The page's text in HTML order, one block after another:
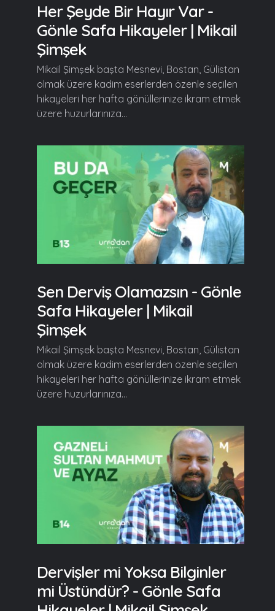
Her Şeyde Bir Hayır Var -
Gönle Safa Hikayeler | Mikail
Şimşek
Mikail Şimşek başta Mesnevi, Bostan, Gülistan
olmak üzere kadim eserlerden özenle seçilen
hikayeleri her hafta gönüllerinize ikram etmek
üzere huzurlarınıza...
Sen Derviş Olamazsın - Gönle
Safa Hikayeler | Mikail
Şimşek
Mikail Şimşek başta Mesnevi, Bostan, Gülistan
olmak üzere kadim eserlerden özenle seçilen
hikayeleri her hafta gönüllerinize ikram etmek
üzere huzurlarınıza...
Dervişler mi Yoksa Bilginler
mi Üstündür? - Gönle Safa